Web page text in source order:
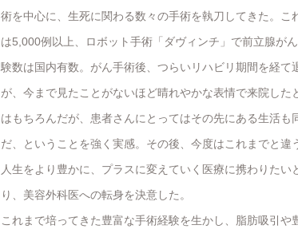
術を中心に、生死に関わる数々の手術を執刀してきた。こ
は5,000例以上、ロボット手術「ダヴィンチ」で前立腺が
験数は国内有数。がん手術後、つらいリハビリ期間を経て
が、今まで見たことがないほど晴れやかな表情で来院した
はもちろんだが、患者さんにとってはその先にある生活も
だ、ということを強く実感。その後、今度はこれまでと違
人生をより豊かに、プラスに変えていく医療に携わりたい
り、美容外科医への転身を決意した。
これまで培ってきた豊富な手術経験を生かし、脂肪吸引や